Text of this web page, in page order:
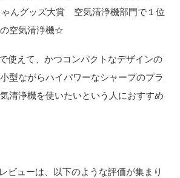
ゃんグッズ大賞 空気清浄機部門で１位
空気清浄機☆
使えて、かつコンパクトなデザインの
型ながらハイパワーなシャープのプラ
清浄機を使いたいという人におすすめ
ビューは、以下のような評価が集まり